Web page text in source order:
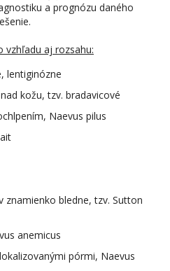
a prognózu daného
vzhľadu aj rozsahu:
lentiginózne
kožu, tzv. bradavicové
Naevus pilus
znamienko bledne, tzv. Sutton
anemicus
pórmi, Naevus